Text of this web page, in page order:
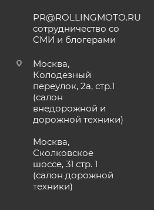
PR@ROLLINGMOTO.RU
сотрудничество со
СМИ и блогерами
Москва,
Колодезный
переулок, 2а, стр.1
(салон
внедорожной и
дорожной техники)
Москва,
Сколковское
шоссе, 31 стр. 1
(салон дорожной
техники)